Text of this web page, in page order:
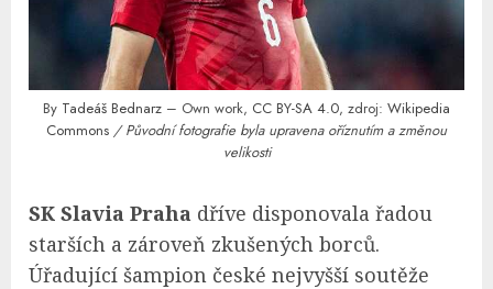
By Tadeáš Bednarz – Own work, CC BY-SA 4.0, zdroj: Wikipedia
Commons / Původní fotografie byla upravena oříznutím a změnou
velikosti
SK Slavia Praha dříve disponovala řadou
starších a zároveň zkušených borců.
Úřadující šampion české nejvyšší soutěže